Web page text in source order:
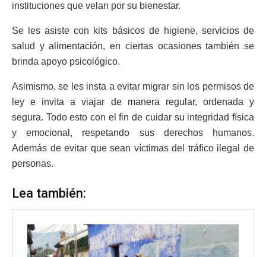
instituciones que velan por su bienestar.
Se les asiste con kits básicos de higiene, servicios de
salud y alimentación, en ciertas ocasiones también se
brinda apoyo psicológico.
Asimismo, se les insta a evitar migrar sin los permisos de
ley e invita a viajar de manera regular, ordenada y
segura. Todo esto con el fin de cuidar su integridad física
y emocional, respetando sus derechos humanos.
Además de evitar que sean víctimas del tráfico ilegal de
personas.
Lea también: